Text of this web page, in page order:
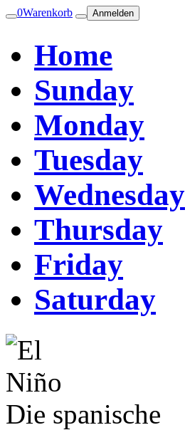
0Warenkorb Anmelden
Home
Sunday
Monday
Tuesday
Wednesday
Thursday
Friday
Saturday
Die spanische